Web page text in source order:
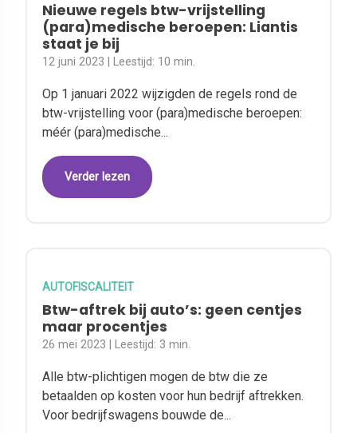
Nieuwe regels btw-vrijstelling
(para)medische beroepen: Liantis
staat je bij
12 juni 2023 | Leestijd: 10 min.
Op 1 januari 2022 wijzigden de regels rond de
btw-vrijstelling voor (para)medische beroepen:
méér (para)medische...
Verder lezen
AUTOFISCALITEIT
Btw-aftrek bij auto’s: geen centjes
maar procentjes
26 mei 2023 | Leestijd: 3 min.
Alle btw-plichtigen mogen de btw die ze
betaalden op kosten voor hun bedrijf aftrekken.
Voor bedrijfswagens bouwde de...